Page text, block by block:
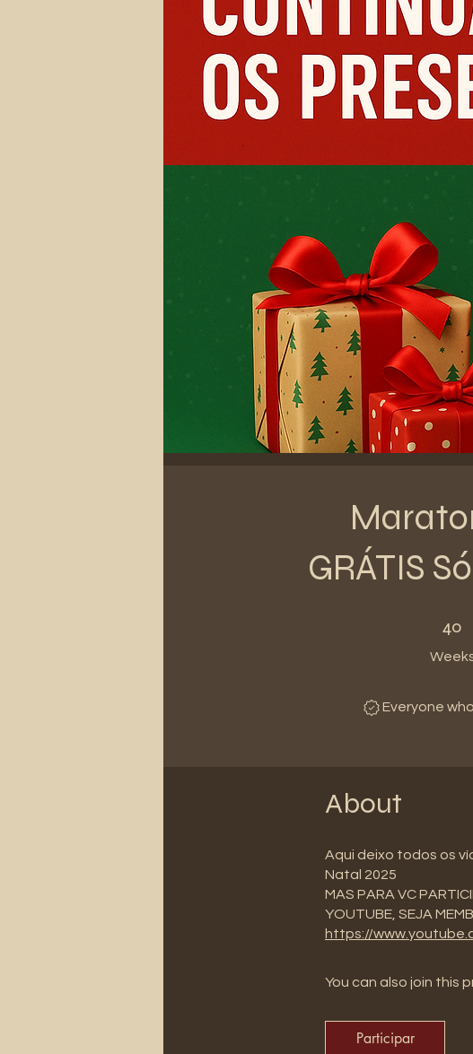
GRÁTIS
40
Everyone
About
Aqui deixo todos os
Natal 2025
MAS PARA VC
YOUTUBE, SEJA
https://
You can also join this
Participar